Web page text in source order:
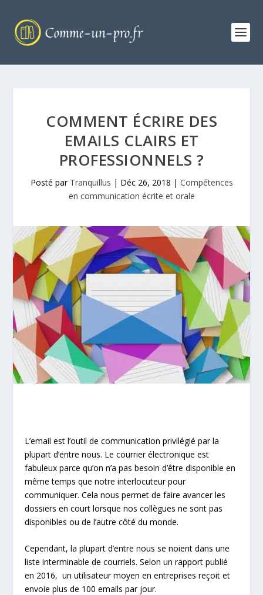
COMMENT ÉCRIRE DES
EMAILS CLAIRS ET
PROFESSIONNELS ?
Posté par Tranquillus | Déc 26, 2018 | Compétences
en communication écrite et orale
L’email est l’outil de communication privilégié par la
plupart d’entre nous. Le courrier électronique est
fabuleux parce qu’on n’a pas besoin d’être disponible en
même temps que notre interlocuteur pour
communiquer. Cela nous permet de faire avancer les
dossiers en court lorsque nos collègues ne sont pas
disponibles ou de l’autre côté du monde.
Cependant, la plupart d’entre nous se noient dans une
liste interminable de courriels. Selon un rapport publié
en 2016, un utilisateur moyen en entreprises reçoit et
envoie plus de 100 emails par jour.